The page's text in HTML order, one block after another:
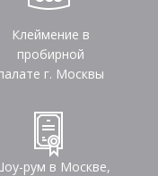
Клеймение в
пробирной
г. Москвы
рум в Москве,